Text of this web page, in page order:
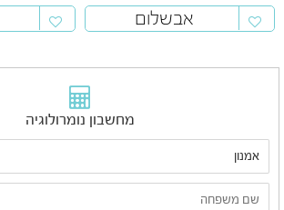
אבשלום
מחשבון נומרולוגיה